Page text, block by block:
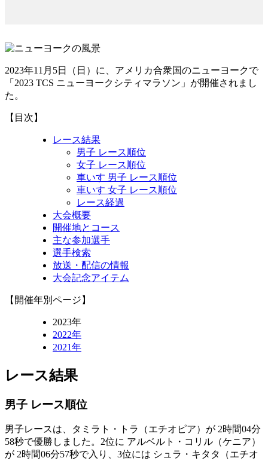
2023年11月5日（日）に、アメリカ合衆国のニューヨークで
「2023 TCS ニューヨークシティマラソン」が開催されまし
た。
【目次】
レース結果
男子 レース順位
女子 レース順位
車いす 男子 レース順位
車いす 女子 レース順位
レース経過
大会概要
開催地とコース
主な参加選手
選手検索
放送・配信の情報
大会記念アイテム
【開催年別ページ】
2023年
2022年
2021年
レース結果
男子 レース順位
男子レースは、タミラト・トラ（エチオピア）が 2時間04分
58秒で優勝しました。2位に アルベルト・コリル（ケニア）
が 2時間06分57秒で入り、3位には シュラ・キタタ（エチオ